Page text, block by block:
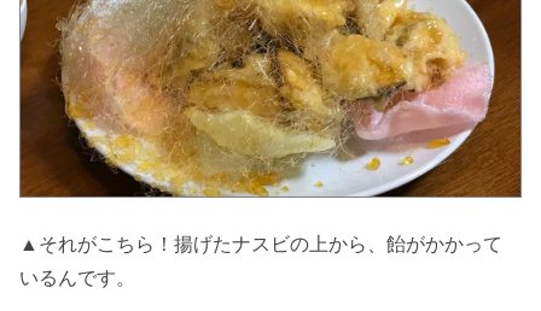
▲それがこちら！揚げたナスビの上から、飴がかかって
いるんです。